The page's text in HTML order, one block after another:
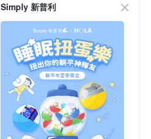
Simply 新普利